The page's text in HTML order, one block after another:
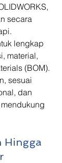
secara
lengkap
material,
(BOM).
sesuai
dan
Hingga